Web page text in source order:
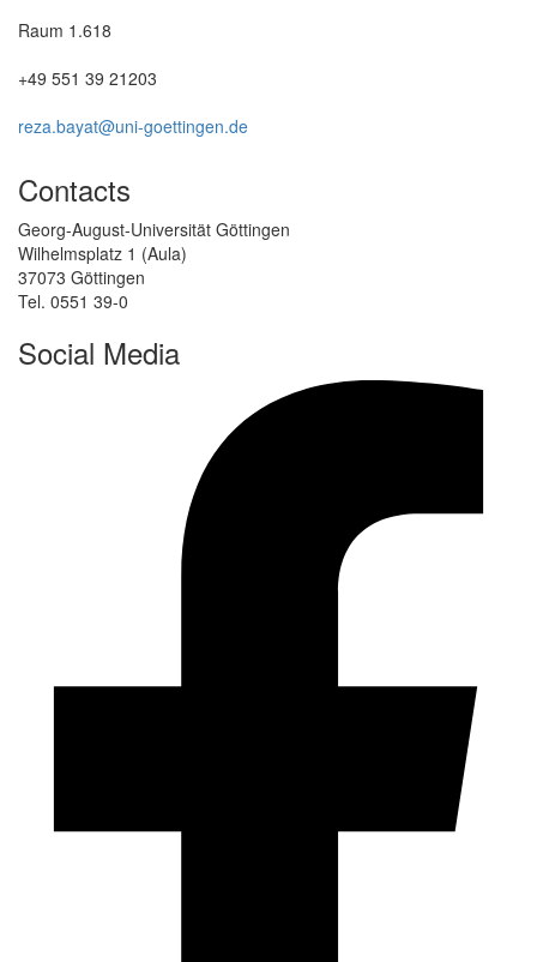
Raum 1.618
+49 551 39 21203
reza.bayat@uni-goettingen.de
Contacts
Georg-August-Universität Göttingen
Wilhelmsplatz 1 (Aula)
37073 Göttingen
Tel. 0551 39-0
Social Media